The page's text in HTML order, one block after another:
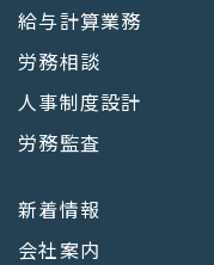
給与計算業務
労務相談
人事制度設計
労務監査
新着情報
会社案内